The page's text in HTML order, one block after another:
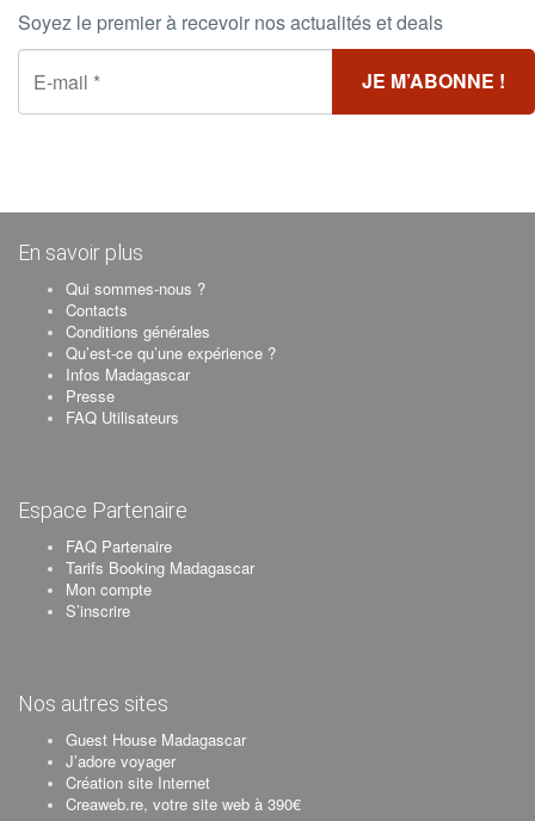
Soyez le premier à recevoir nos actualités et deals
En savoir plus
Qui sommes-nous ?
Contacts
Conditions générales
Qu’est-ce qu’une expérience ?
Infos Madagascar
Presse
FAQ Utilisateurs
Espace Partenaire
FAQ Partenaire
Tarifs Booking Madagascar
Mon compte
S’inscrire
Nos autres sites
Guest House Madagascar
J’adore voyager
Création site Internet
Creaweb.re, votre site web à 390€